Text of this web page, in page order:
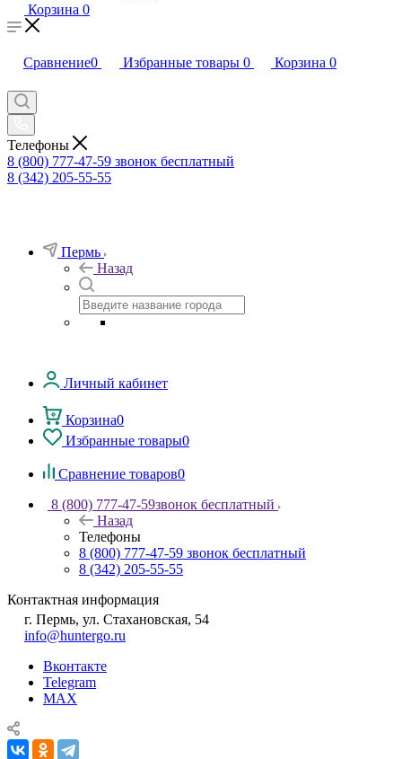
Корзина 0
Сравнение0 Избранные товары 0 Корзина 0
Телефоны
8 (800) 777-47-59 звонок бесплатный
8 (342) 205-55-55
Пермь
Назад
Личный кабинет
Корзина0
Избранные товары0
Сравнение товаров0
8 (800) 777-47-59звонок бесплатный
Назад
Телефоны
8 (800) 777-47-59 звонок бесплатный
8 (342) 205-55-55
Контактная информация
г. Пермь, ул. Стахановская, 54
info@huntergo.ru
Вконтакте
Telegram
MAX